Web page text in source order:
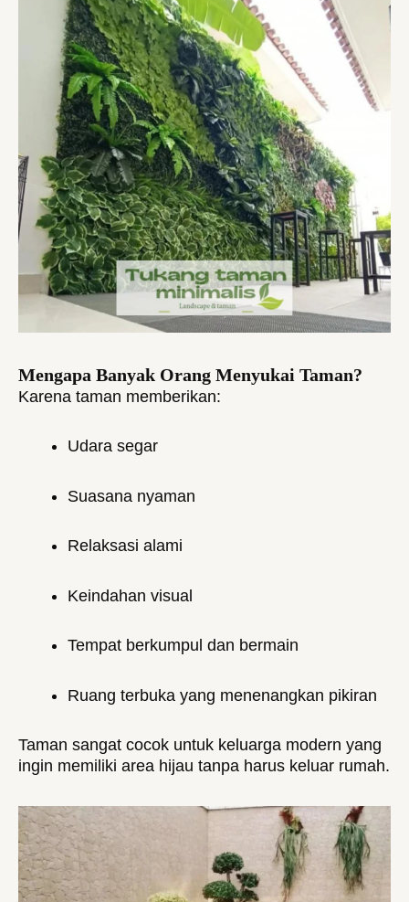
Mengapa Banyak Orang Menyukai Taman?
Karena taman memberikan:
Udara segar
Suasana nyaman
Relaksasi alami
Keindahan visual
Tempat berkumpul dan bermain
Ruang terbuka yang menenangkan pikiran
Taman sangat cocok untuk keluarga modern yang
ingin memiliki area hijau tanpa harus keluar rumah.